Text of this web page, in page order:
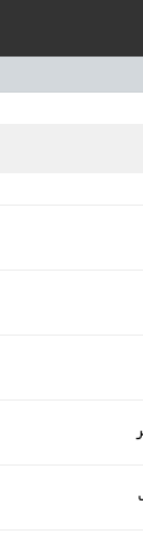
رئیس مرکز منابع
راه‌اندازی «کارخانه